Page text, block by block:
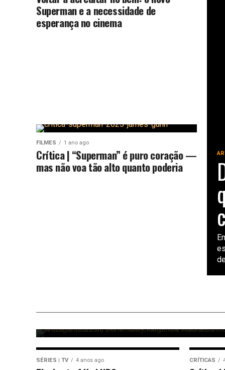
Superman e a necessidade de
esperança no cinema
FILMES 1 ano ago
Crítica | “Superman” é puro coração —
mas não voa tão alto quanto poderia
da HBO
SÉRIES | TV 4 anos ago CRÍTICAS